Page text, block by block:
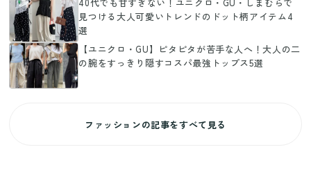
40代でも甘すぎない！ユニクロ・GU・しまむらで
見つける大人可愛いトレンドのドット柄アイテム4
選
【ユニクロ・GU】ピタピタが苦手な人へ！大人の二
の腕をすっきり隠すコスパ最強トップス5選
ファッションの記事をすべて見る